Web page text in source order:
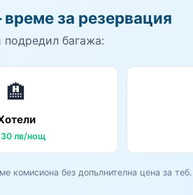
за резервация
подредил багажа:
🏨
лв/нощ
комисиона без допълнителна цена за теб.